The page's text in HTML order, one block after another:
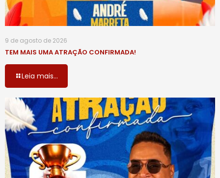
9 de agosto de 2026
TEM MAIS UMA ATRAÇÃO CONFIRMADA!
Leia mais...